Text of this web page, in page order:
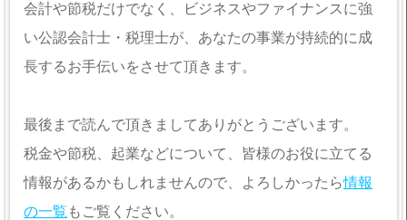
会計や節税だけでなく、ビジネスやファイナンスに強
い公認会計士・税理士が、あなたの事業が持続的に成
長するお手伝いをさせて頂きます。
最後まで読んで頂きましてありがとうございます。
税金や節税、起業などについて、皆様のお役に立てる
情報があるかもしれませんので、よろしかったら情報
の一覧 もご覧ください。